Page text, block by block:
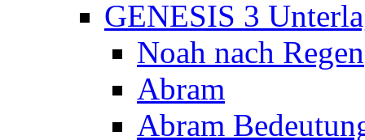
GENESIS 3
Noah nach Regen
Abram
Abram